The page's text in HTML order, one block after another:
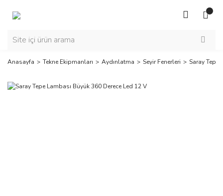
Anasayfa Tekne Ekipmanları Aydınlatma Seyir Fenerleri Saray Tepe